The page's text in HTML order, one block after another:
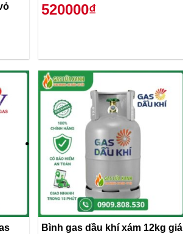
520000₫
Bình gas dầu khí xám 12kg giá